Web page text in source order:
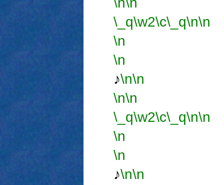
\_q\w2\c\_q\n\n
\n
\n
♪\n\n
\n\n
\_q\w2\c\_q\n\n
\n
\n
♪\n\n